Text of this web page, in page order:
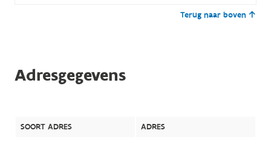
Terug naar boven
Adresgegevens
SOORT ADRES ADRES